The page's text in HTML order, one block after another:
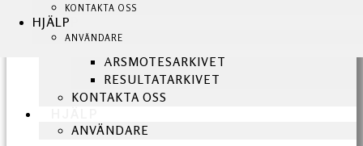
ÅRSMÖTESHANDLINGAR
KLUBBARKIV
ÅRSMÖTESARKIVET
RESULTATARKIVET
KONTAKTA OSS
ANVÄNDARE
KONTAKTA OSS
HJÄLP
ANVÄNDARE
KONTAKTA OSS
HJÄLP
ANVÄNDARE